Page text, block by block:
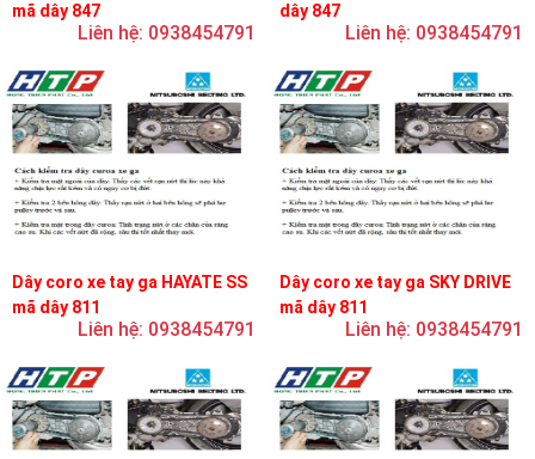
mã dây 847
Liên hệ: 0938454791
dây 847
Liên hệ: 0938454791
Dây coro xe tay ga HAYATE SS
mã dây 811
Liên hệ: 0938454791
Dây coro xe tay ga SKY DRIVE
mã dây 811
Liên hệ: 0938454791